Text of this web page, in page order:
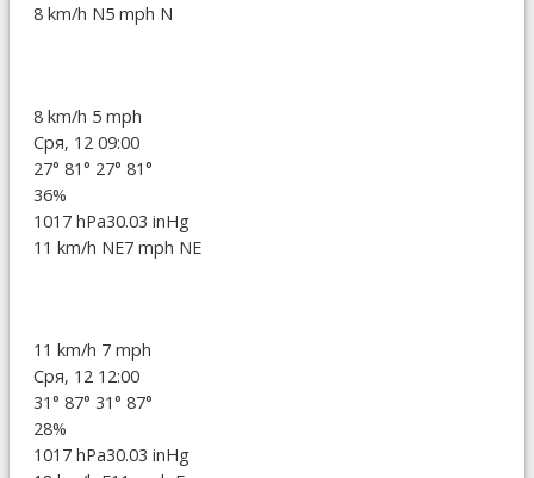
8 km/h N5 mph N
8 km/h 5 mph
Сря, 12 09:00
27° 81° 27° 81°
36%
1017 hPa30.03 inHg
11 km/h NE7 mph NE
11 km/h 7 mph
Сря, 12 12:00
31° 87° 31° 87°
28%
1017 hPa30.03 inHg